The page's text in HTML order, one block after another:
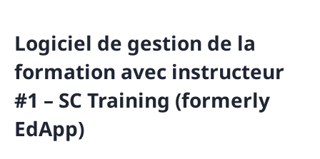
Logiciel de gestion de la
formation avec instructeur
#1 – SC Training (formerly
EdApp)